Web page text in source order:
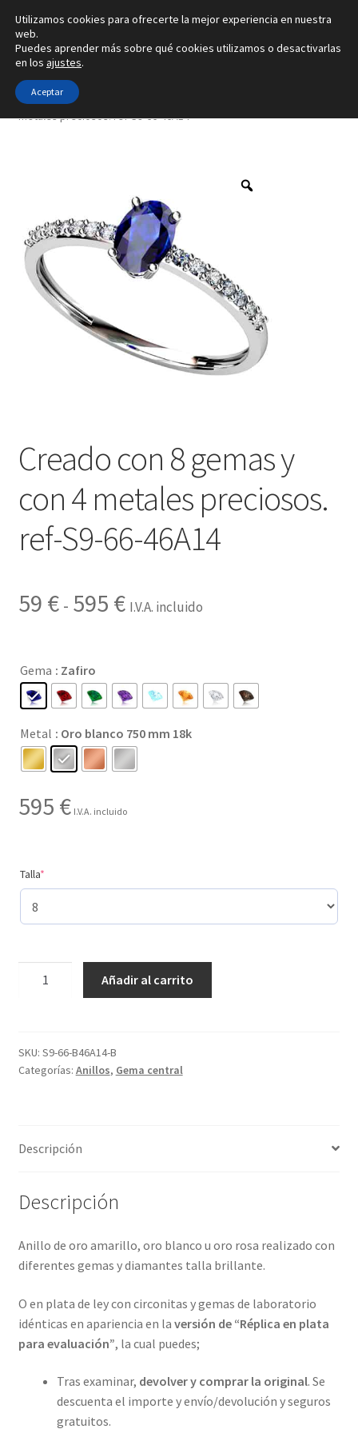
Ir
a
la
navegación
Ir
al
contenido
Inicio
Alianzas
Pendientes
Colgantes
Sobre nosotros
Inicio Tipo de joya
metales preciosos. ref-S9-66-46A14
Creado con 8 gemas y
con 4 metales preciosos.
ref-S9-66-46A14
59 € - 595 €Rango
desde
59 €
hasta
595 €
I.V.A. incluido
Gema : Zafiro
Metal : Oro blanco 750 mm 18k
595 € I.V.A. incluido
Talla*(required)
y
con
ref-
46A14
Añadir al carrito
SKU: S9-66-B46A14-B
Categorías: Anillos, Gema central
Descripción
Descripción
Anillo de oro amarillo, oro blanco u oro rosa realizado con
diferentes gemas y diamantes talla brillante.
O en plata de ley con circonitas y gemas de laboratorio
idénticas en apariencia en la versión de “Réplica en plata
para evaluación”, la cual puedes;
Tras examinar, devolver y comprar la original. Se
descuenta el importe y envío/devolución y seguros
gratuitos.
Utilizamos cookies para ofrecerte la mejor experiencia en nuestra
web.
Puedes aprender más sobre qué cookies utilizamos o desactivarlas
en los ajustes.
Aceptar